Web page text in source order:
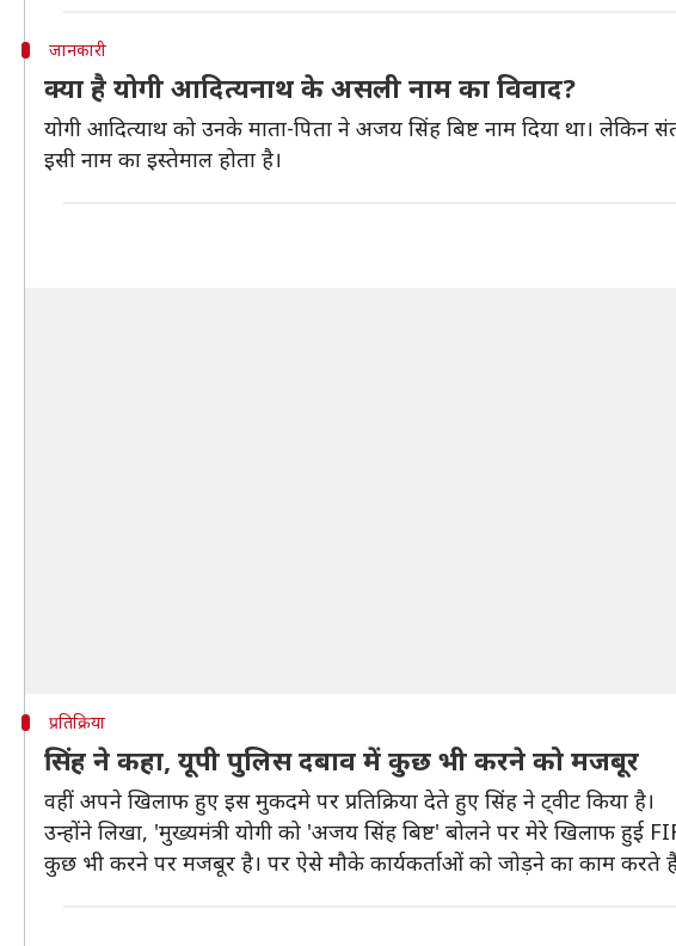
जानकारी
क्या है योगी आदित्यनाथ के असली नाम का विवाद?
योगी आदित्याथ को उनके माता-पिता ने अजय सिंह बिष्ट नाम दिया था।
इसी नाम का इस्तेमाल होता है।
प्रतिक्रिया
सिंह ने कहा, यूपी पुलिस दबाव में कुछ भी करने को मजबूर
वहीं अपने खिलाफ हुए इस मुकदमे पर प्रतिक्रिया देते हुए सिंह ने ट्वीट किया है।
उन्होंने लिखा, 'मुख्यमंत्री योगी को 'अजय सिंह बिष्ट' बोलने पर मेरे खिलाफ
कुछ भी करने पर मजबूर है। पर ऐसे मौके कार्यकर्ताओं को जोड़ने का काम